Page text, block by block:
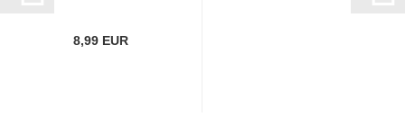
8,99 EUR